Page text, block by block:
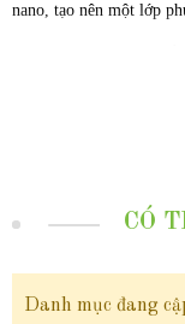
nano, tạo nên một lớp
viên ngọc trai trắng tinh
ngũ sắc lấp lánh tự
chiếc nhẫn. Nhẫn được
trang phục khác nhau
chỉ đơn giản là trong
CÓ
Danh mục đang